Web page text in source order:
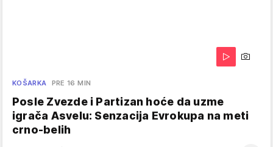
KOŠARKA PRE 16 MIN
Posle Zvezde i Partizan hoće da uzme
igrača Asvelu: Senzacija Evrokupa na meti
crno-belih